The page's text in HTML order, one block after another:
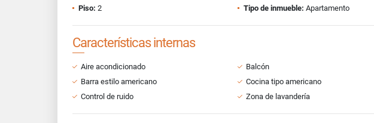
Piso: 2 Tipo de inmueble: Apartamento
Características internas
Aire acondicionado Balcón
Barra estilo americano
Cocina tipo americano
Control de ruido
Zona de lavandería